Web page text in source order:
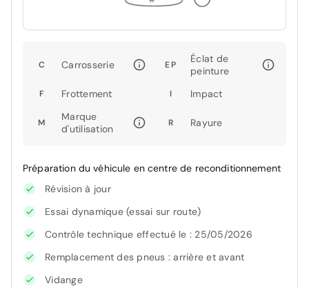
C Carrosserie EP
Éclat de
peinture
F Frottement I Impact
M
Marque
d'utilisation
R Rayure
Préparation du véhicule en centre de reconditionnement
Révision à jour
Essai dynamique (essai sur route)
Contrôle technique effectué le : 25/05/2026
Remplacement des pneus : arrière et avant
Vidange